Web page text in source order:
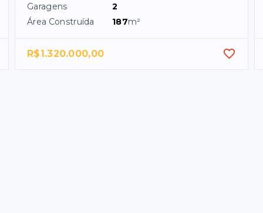
Garagens
2
Área Construída
187m²
R$1.320.000,00